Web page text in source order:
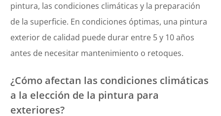
pintura, las condiciones climáticas y la preparación
de la superficie. En condiciones óptimas, una pintura
exterior de calidad puede durar entre 5 y 10 años
antes de necesitar mantenimiento o retoques.
¿Cómo afectan las condiciones climáticas
a la elección de la pintura para
exteriores?